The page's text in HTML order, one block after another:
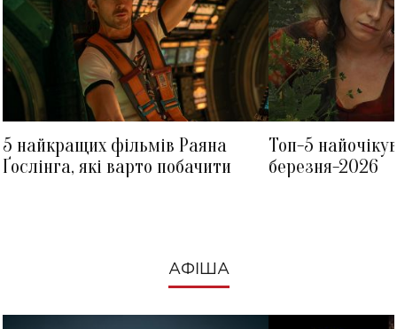
5 найкращих фільмів Раяна
Ґослінга, які варто побачити
Топ-5
березня-2026
АФІША